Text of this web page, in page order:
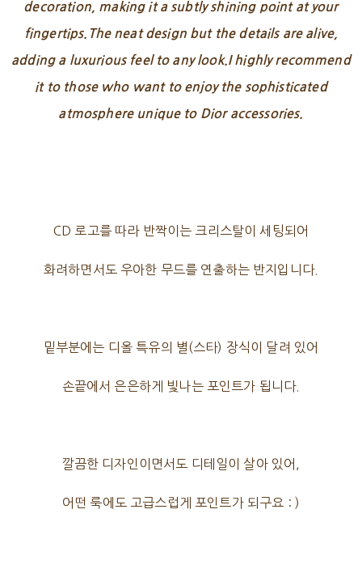
decoration, making it a subtly shining point at your
fingertips.The neat design but the details are alive,
adding a luxurious feel to any look.I highly recommend
it to those who want to enjoy the sophisticated
atmosphere unique to Dior accessories.
CD 로고를 따라 반짝이는 크리스탈이 세팅되어
화려하면서도 우아한 무드를 연출하는 반지입니다.
밑부분에는 디올 특유의 별(스타) 장식이 달려 있어
손끝에서 은은하게 빛나는 포인트가 됩니다.
깔끔한 디자인이면서도 디테일이 살아 있어,
어떤 룩에도 고급스럽게 포인트가 되구요 : )